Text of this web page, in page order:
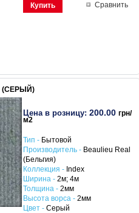
Купить Сравнить
(СЕРЫЙ)
Цена в розницу: 200.00 грн/
м2
Тип - Бытовой
Производитель - Beaulieu Real
(Бельгия)
Коллекция - Index
Ширина - 2м; 4м
Толщина - 2мм
Высота ворса - 2мм
Цвет - Серый